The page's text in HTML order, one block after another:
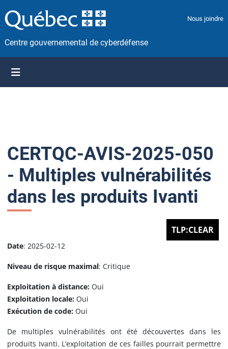
a
s
e
u
Nous joindre
Centre gouvernemental de cyberdéfense
CERTQC-AVIS-2025-050
- Multiples vulnérabilités
dans les produits Ivanti
TLP:CLEAR
Date: 2025-02-12
Niveau de risque maximal: Critique
Exploitation à distance: Oui
Exploitation locale: Oui
Exécution de code: Oui
De multiples vulnérabilités ont été découvertes dans les
produits Ivanti. L’exploitation de ces failles pourrait permettre